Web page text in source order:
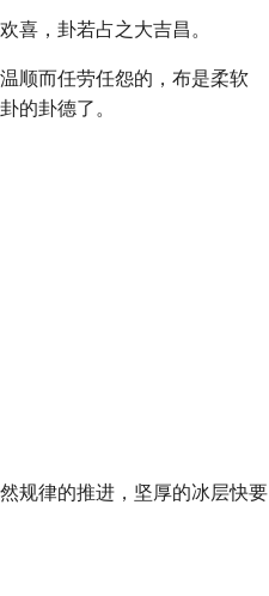
喜，卦若占之大吉昌。
顺而任劳任怨的，布是柔软
的卦德了。
规律的推进，坚厚的冰层快要